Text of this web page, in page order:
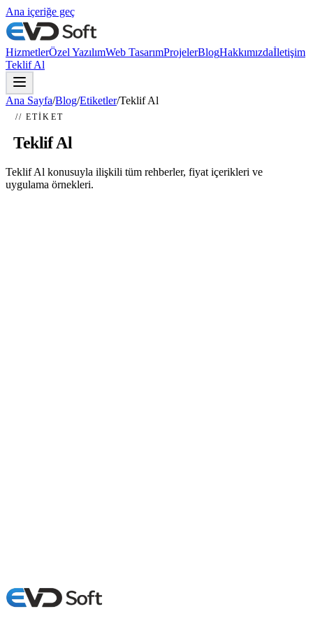
Ana içeriğe geç
HizmetlerÖzel YazılımWeb TasarımProjelerBlogHakkımızdaİletişim
Teklif Al
Ana Sayfa/Blog/Etiketler/Teklif Al
// ETIKET
#Teklif Al
Teklif Al konusuyla ilişkili tüm rehberler, fiyat içerikleri ve
uygulama örnekleri.
25 Mart 2026 8 dk